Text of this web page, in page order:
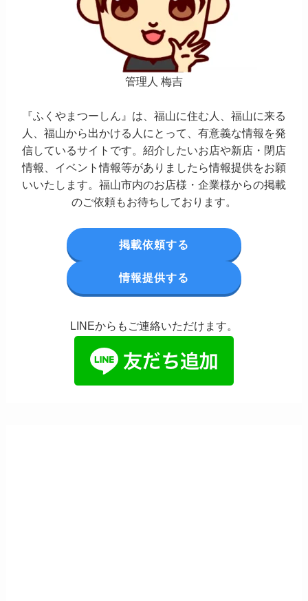
管理人 梅吉
『ふくやまつーしん』は、福山に住む人、福山に来る
人、福山から出かける人にとって、有意義な情報を発
信しているサイトです。紹介したいお店や新店・閉店
情報、イベント情報等がありましたら情報提供をお願
いいたします。福山市内のお店様・企業様からの掲載
のご依頼もお待ちしております。
掲載依頼する
情報提供する
LINEからもご連絡いただけます。